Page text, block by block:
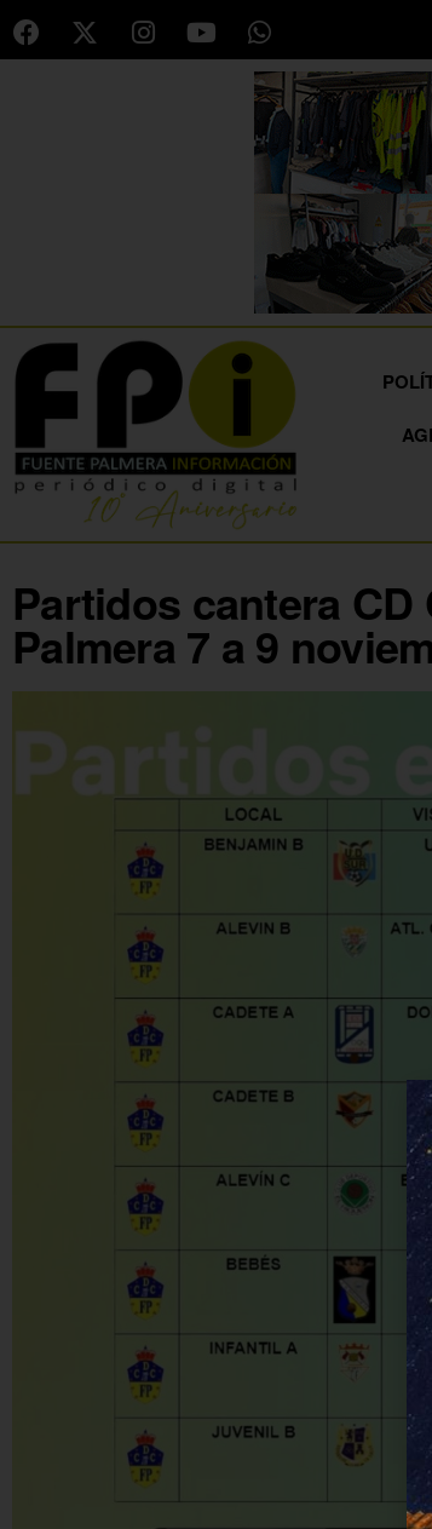
Partidos cantera
Palmera 7 a 9